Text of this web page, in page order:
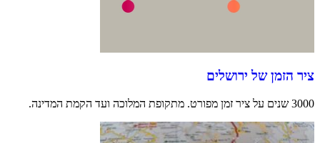
ציר הזמן של ירושלים
3000 שנים על ציר זמן מפורט. מתקופת המלוכה ועד הקמת המדינה.